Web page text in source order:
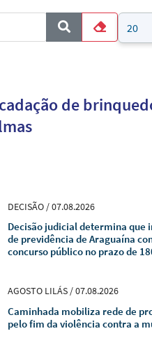
Limpar
Mostrar
de
DECISÃO / 07.08.2026
Decisão judicial determina que
de previdência de Araguaína
concurso público no prazo de
AGOSTO LILÁS / 07.08.2026
Caminhada mobiliza rede de
pelo fim da violência contra a